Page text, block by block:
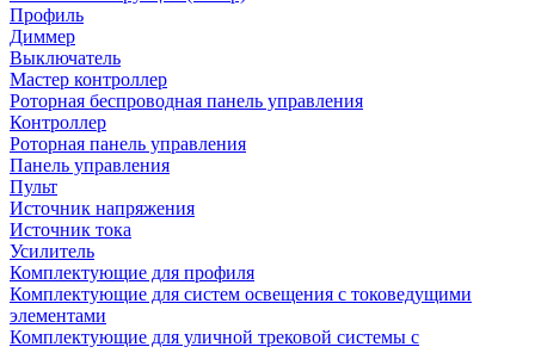
Профиль
Диммер
Выключатель
Мастер контроллер
Роторная беспроводная панель управления
Контроллер
Роторная панель управления
Панель управления
Пульт
Источник напряжения
Источник тока
Усилитель
Комплектующие для профиля
Комплектующие для систем освещения с токоведущими
элементами
Комплектующие для уличной трековой системы с